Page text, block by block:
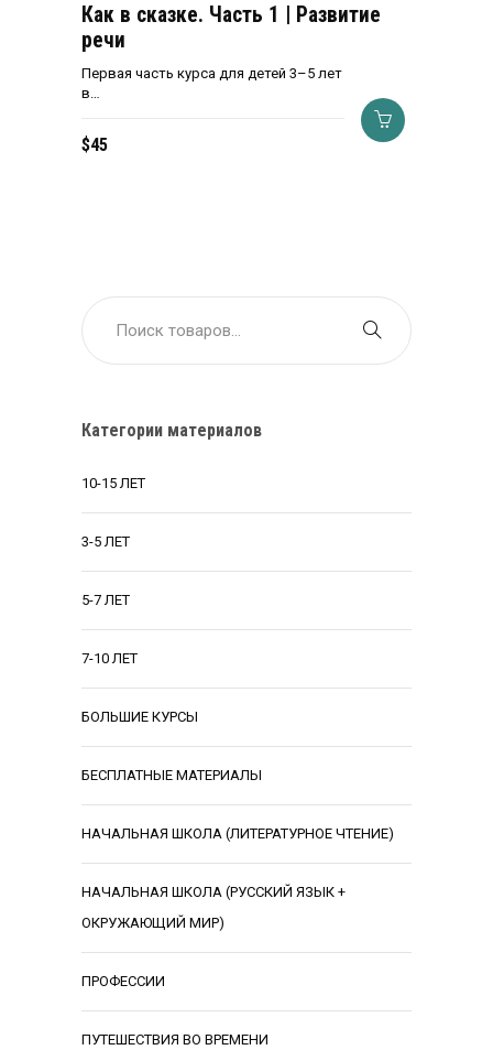
Как в сказке. Часть 1 | Развитие
речи
Первая часть курса для детей 3–5 лет
в…
$45
Категории материалов
10-15 ЛЕТ
3-5 ЛЕТ
5-7 ЛЕТ
7-10 ЛЕТ
БОЛЬШИЕ КУРСЫ
БЕСПЛАТНЫЕ МАТЕРИАЛЫ
НАЧАЛЬНАЯ ШКОЛА (ЛИТЕРАТУРНОЕ ЧТЕНИЕ)
НАЧАЛЬНАЯ ШКОЛА (РУССКИЙ ЯЗЫК +
ОКРУЖАЮЩИЙ МИР)
ПРОФЕССИИ
ПУТЕШЕСТВИЯ ВО ВРЕМЕНИ